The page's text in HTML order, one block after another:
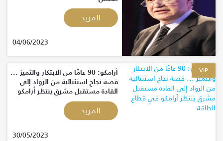
المزيد
04/06/2023
VIP أرامكو: 90 عامًا من الابتكار والتميز ...
قصة نجاح استثنائية من الرواد إلى
القادة مستقبل مشرق ينتظر أرامكو
في قطاع الطاقة
المزيد
30/05/2023